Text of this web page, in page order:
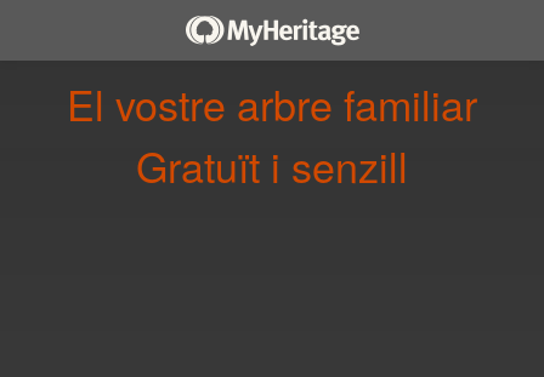
El vostre arbre familiar
gratuït i senzill